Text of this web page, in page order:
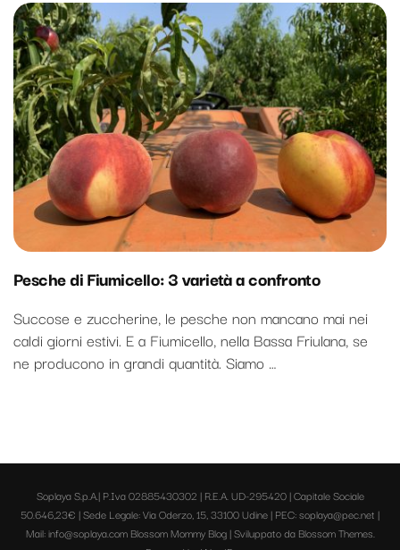
Pesche di Fiumicello: 3 varietà a confronto
Succose e zuccherine, le pesche non mancano mai nei
caldi giorni estivi. E a Fiumicello, nella Bassa Friulana, se
ne producono in grandi quantità. Siamo …
Soplaya S.p.A.| P.Iva 02885430302 | R.E.A. UD-295420 | Capitale Sociale
50.646,23€ | Sede Legale: Via Oderzo, 15, 33100 Udine | PEC: soplaya@pec.net |
Mail: info@soplaya.comBlossom Mommy Blog | Sviluppato da Blossom Themes.